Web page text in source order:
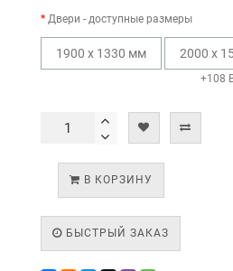
Двери - доступные размеры
1900 х 1330 мм 2000 х
+108
В КОРЗИНУ
БЫСТРЫЙ ЗАКАЗ